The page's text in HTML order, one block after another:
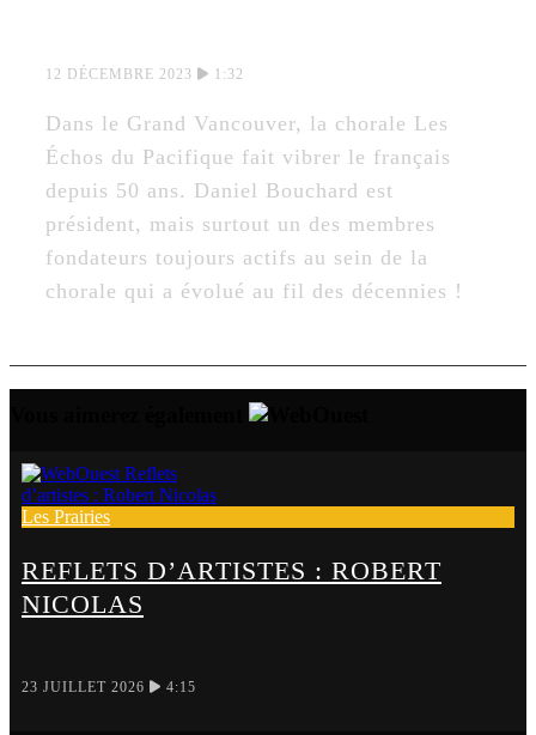
12 DÉCEMBRE 2023 1:32
Dans le Grand Vancouver, la chorale Les
Échos du Pacifique fait vibrer le français
depuis 50 ans. Daniel Bouchard est
président, mais surtout un des membres
fondateurs toujours actifs au sein de la
chorale qui a évolué au fil des décennies !
Les Prairies
REFLETS D’ARTISTES : ROBERT
NICOLAS
23 JUILLET 2026 4:15